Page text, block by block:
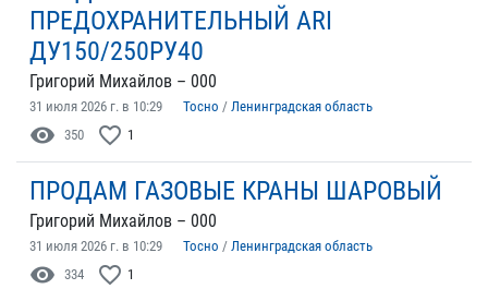
ПРЕДОХРАНИТЕЛЬНЫЙ ARI
ДУ150/250РУ40
Григорий Михайлов – 000
31 июля 2026 г. в 10:29 Тосно / Ленинградская область
visibility 350 favorite_border 1
ПРОДАМ ГАЗОВЫЕ КРАНЫ ШАРОВЫЙ
Григорий Михайлов – 000
31 июля 2026 г. в 10:29 Тосно / Ленинградская область
visibility 334 favorite_border 1